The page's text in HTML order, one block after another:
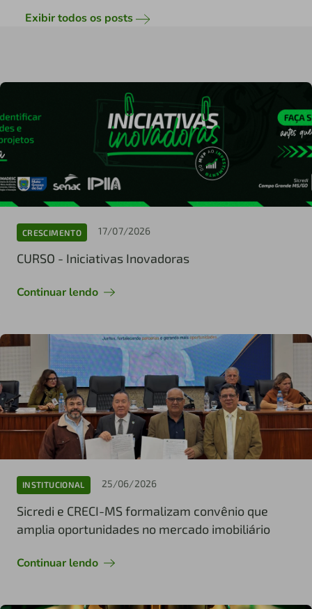
Exibir todos os posts
CRESCIMENTO 17/07/2026
CURSO - Iniciativas Inovadoras
Continuar lendo
INSTITUCIONAL 25/06/2026
Sicredi e CRECI-MS formalizam convênio que
amplia oportunidades no mercado imobiliário
Continuar lendo